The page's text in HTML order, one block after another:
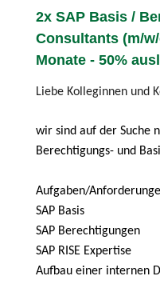
search
Deutsch
2x SAP Basis /
Consultants (m/
Monate - 50%
Liebe Kolleginnen und
wir sind auf der Suche
Berechtigungs- und
Aufgaben/
SAP Basis
SAP Berechtigungen
SAP RISE Expertise
Aufbau einer internen